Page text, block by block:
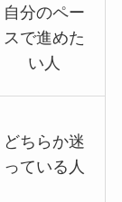
自分のペー
スで進めた
い人
どちらか迷
っている人